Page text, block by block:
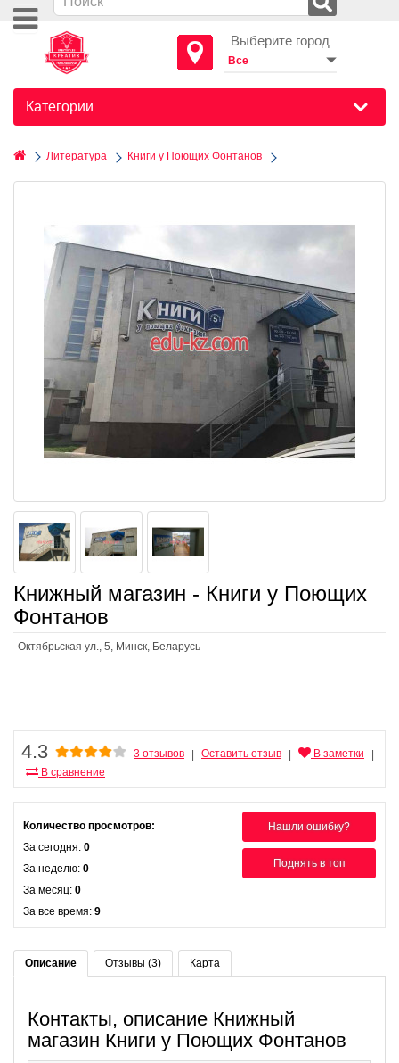
Выберите город
Категории
Литература Книги у Поющих Фонтанов
Книжный магазин - Книги у Поющих
Фонтанов
Октябрьская ул., 5, Минск, Беларусь
4.3 3 отзывов Оставить отзыв В заметки
В сравнение
Нашли ошибку?
Поднять в топ
Количество просмотров:
За сегодня: 0
За неделю: 0
За месяц: 0
За все время: 9
Описание Отзывы (3) Карта
Контакты, описание Книжный
магазин Книги у Поющих Фонтанов